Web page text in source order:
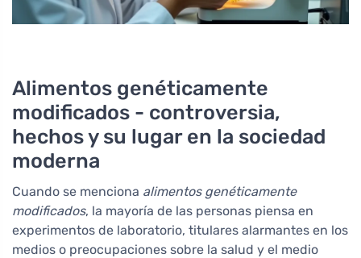
Alimentos genéticamente
modificados - controversia,
hechos y su lugar en la sociedad
moderna
Cuando se menciona alimentos genéticamente
modificados, la mayoría de las personas piensa en
experimentos de laboratorio, titulares alarmantes en los
medios o preocupaciones sobre la salud y el medio